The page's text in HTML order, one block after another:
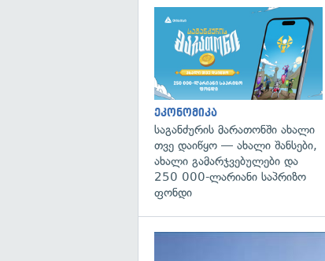
ეკონომიკა
საგანძურის მარათონში ახალი
თვე დაიწყო — ახალი შანსები,
ახალი გამარჯვებულები და
250 000-ლარიანი საპრიზო
ფონდი